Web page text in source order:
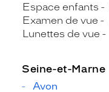
Espace enfants
Examen de vue
Lunettes de vue
Seine-et-Marne
Avon